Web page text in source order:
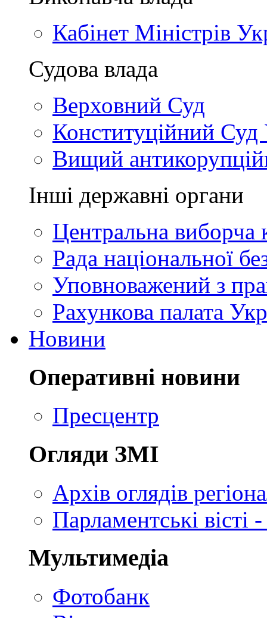
Кабінет Міністрів
Судова влада
Верховний Суд
Конституційний Суд
Вищий
Інші державні органи
Центральна виборча
Рада національної
Уповноважений з
Рахункова палата
Новини
Оперативні новини
Пресцентр
Огляди ЗМІ
Архів оглядів
Парламентські вісті
Мультимедіа
Фотобанк